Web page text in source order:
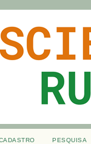
PESQUISA